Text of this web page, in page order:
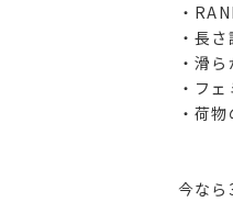
・
・長
・滑
・フ
・荷
今なら